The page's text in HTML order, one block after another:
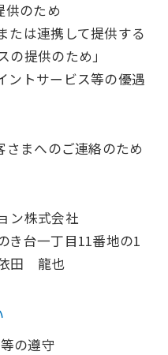
供のため
たは連携して提供する
提供のため」
ントサービス等の優遇
まへのご連絡のため
ン株式会社
台一丁目11番地の1
田 龍也
の遵守